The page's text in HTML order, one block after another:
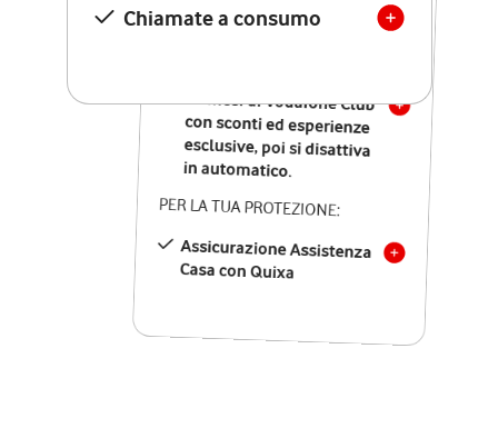
Chiamate a consumo
nazionali
12 mesi di Vodafone Club
con sconti ed esperienze
esclusive, poi si disattiva
in automatico.
PER LA TUA PROTEZIONE:
Assicurazione Assistenza
Casa con Quixa